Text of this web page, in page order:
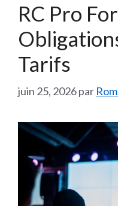
RC Pro
Tarifs
juin 25, 2026par